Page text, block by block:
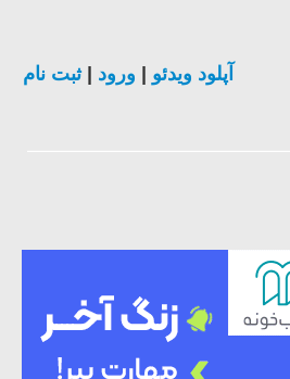
آپلود ویدئو ورود |ثبت نام